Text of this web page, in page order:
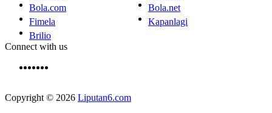
Bola.com
Bola.net
Fimela
Kapanlagi
Brilio
Connect with us
Copyright © 2026 Liputan6.com